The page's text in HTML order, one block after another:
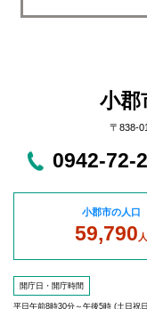
小郡
〒838-
0942-72-
小郡市の人口
59,790 人
開庁日・開庁時間
平日午前8時30分～午後5時 (土日祝